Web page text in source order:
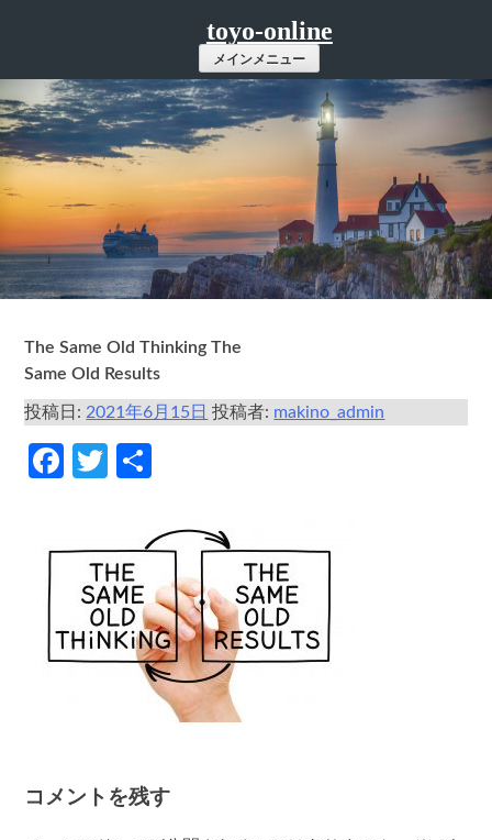
ツ
へ
ス
キ
ッ
プ
toyo-online
メインメニュー
The Same Old Thinking The
Same Old Results
投稿日: 2021年6月15日 投稿者: makino_admin
Facebook
Twitter
コメントを残す